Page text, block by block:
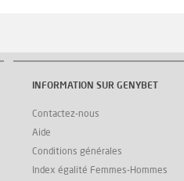
INFORMATION SUR GENYBET
Contactez-nous
Aide
Conditions générales
Index égalité Femmes-Hommes